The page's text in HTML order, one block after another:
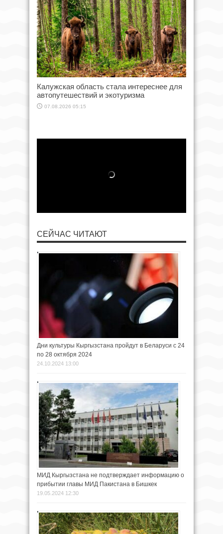
Калужская область стала интереснее для
автопутешествий и экотуризма
07.08.2026 05:15
СЕЙЧАС ЧИТАЮТ
Дни культуры Кыргызстана пройдут в Беларуси с 24
по 28 октября 2024
24.10.2024 13:00
МИД Кыргызстана не подтверждает информацию о
прибытии главы МИД Пакистана в Бишкек
19.05.2024 12:30